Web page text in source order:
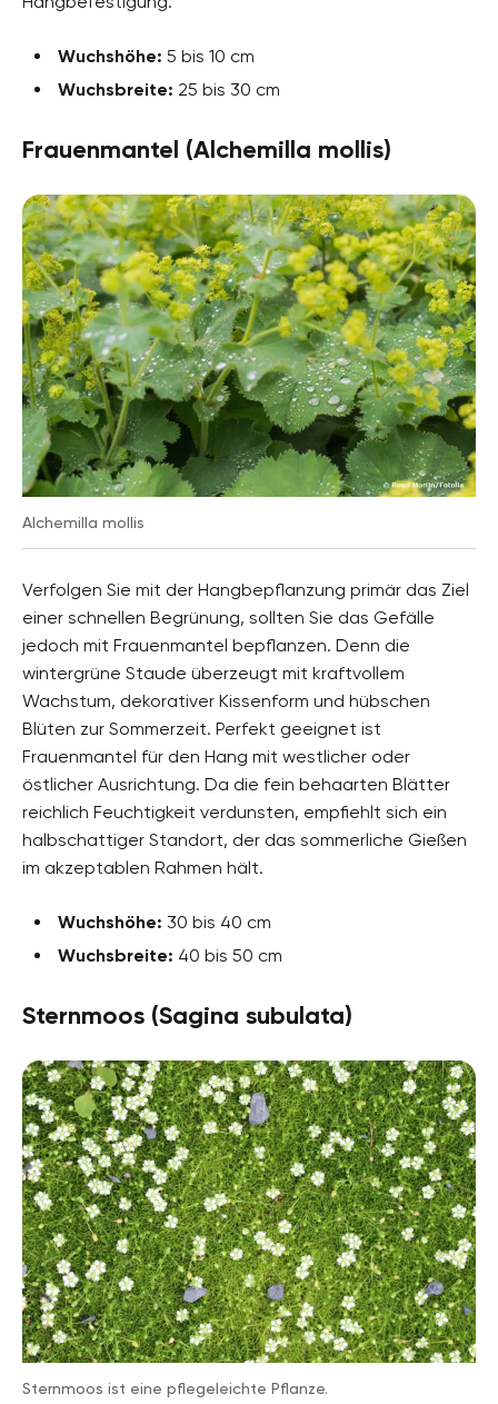
Wuchshöhe: 5 bis 10 cm
Wuchsbreite: 25 bis 30 cm
Frauenmantel (Alchemilla mollis)
Alchemilla mollis
Verfolgen Sie mit der Hangbepflanzung primär das Ziel
einer schnellen Begrünung, sollten Sie das Gefälle
jedoch mit Frauenmantel bepflanzen. Denn die
wintergrüne Staude überzeugt mit kraftvollem
Wachstum, dekorativer Kissenform und hübschen
Blüten zur Sommerzeit. Perfekt geeignet ist
Frauenmantel für den Hang mit westlicher oder
östlicher Ausrichtung. Da die fein behaarten Blätter
reichlich Feuchtigkeit verdunsten, empfiehlt sich ein
halbschattiger Standort, der das sommerliche Gießen
im akzeptablen Rahmen hält.
Wuchshöhe: 30 bis 40 cm
Wuchsbreite: 40 bis 50 cm
Sternmoos (Sagina subulata)
Sternmoos ist eine pflegeleichte Pflanze.